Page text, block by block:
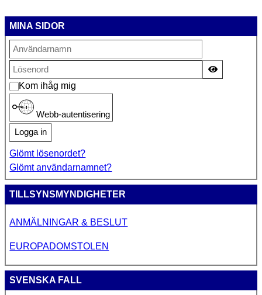
MINA SIDOR
Kom ihåg mig
Webb-autentisering
Logga in
Glömt lösenordet?
Glömt användarnamnet?
TILLSYNSMYNDIGHETER
ANMÄLNINGAR & BESLUT
EUROPADOMSTOLEN
SVENSKA FALL